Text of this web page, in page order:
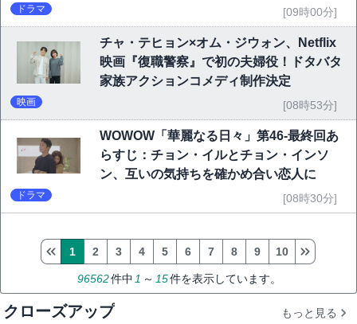
ドラマ [09時00分]
チャ・テヒョン×オム・ジウォン、Netflix
映画『復職警察』で初の夫婦役！ドタバタ
家族アクションコメディ制作決定
映画 [08時53分]
WOWOW「華麗なる日々」第46-最終回あ
らすじ：チョン・イルとチョン・インソ
ン、互いの気持ちを確かめ合い恋人に
ドラマ [08時30分]
96562件中 1 ～ 15件を表示しています。
1 2 3 4 5 6 7 8 9 10
クローズアップ もっと見る